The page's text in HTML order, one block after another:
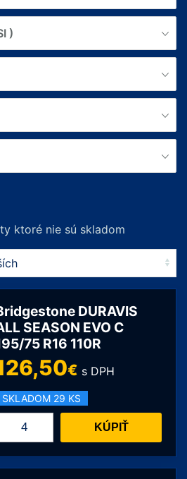
)
ktoré nie sú skladom
DURAVIS
SEASON EVO C
75 R16 110R
€ s DPH
SKLADOM 29 KS
množstvo
KÚPIŤ